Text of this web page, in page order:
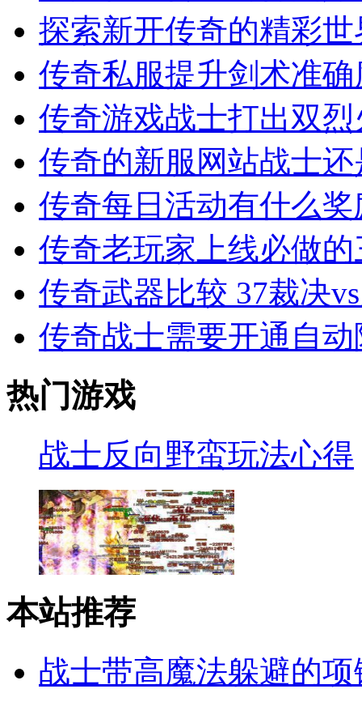
探索新开传奇的精彩世
传奇私服提升剑术准
传奇游戏战士打出双
传奇的新服网站战士
传奇每日活动有什么奖
传奇老玩家上线必做
传奇武器比较 37裁决
传奇战士需要开通自
热门游戏
战士反向野蛮玩法心得
本站推荐
战士带高魔法躲避的